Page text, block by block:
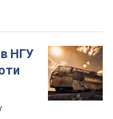
НГУ